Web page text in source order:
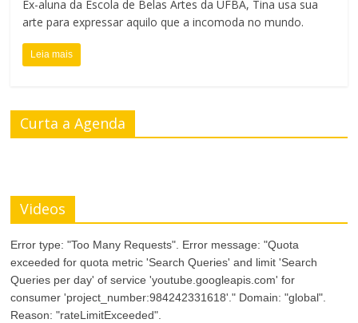
Ex-aluna da Escola de Belas Artes da UFBA, Tina usa sua
arte para expressar aquilo que a incomoda no mundo.
Leia mais
Curta a Agenda
Videos
Error type: "Too Many Requests". Error message: "Quota
exceeded for quota metric 'Search Queries' and limit 'Search
Queries per day' of service 'youtube.googleapis.com' for
consumer 'project_number:984242331618'." Domain: "global".
Reason: "rateLimitExceeded".